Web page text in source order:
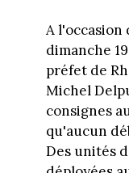
A l'occasion
dimanche
préfet de
Michel
consignes
qu'aucun
Des unités